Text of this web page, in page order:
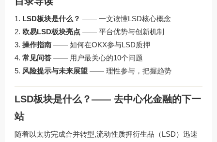
LSD板块是什么？ —— 一文读懂LSD核心概念
欧易LSD板块亮点 —— 平台优势与创新机制
操作指南 —— 如何在OKX参与LSD质押
常见问答 —— 用户最关心的10个问题
风险提示与未来展望 —— 理性参与，把握趋势
LSD板块是什么？—— 去中心化金融的下一
站
随着以太坊完成合并转型,流动性质押衍生品（LSD）迅速